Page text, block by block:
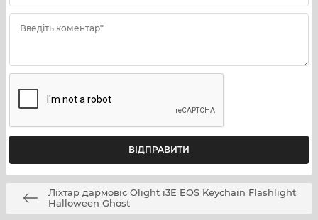
Введіть коментар*
Ліхтар дармовіс Olight i3E EOS Keychain Flashlight
Halloween Ghost